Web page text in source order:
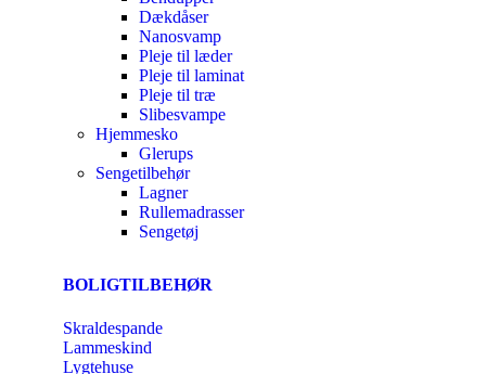
Dækdåser
Nanosvamp
Pleje til læder
Pleje til laminat
Pleje til træ
Slibesvampe
Hjemmesko
Glerups
Sengetilbehør
Lagner
Rullemadrasser
Sengetøj
BOLIGTILBEHØR
Skraldespande
Lammeskind
Lygtehuse